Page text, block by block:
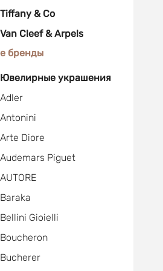
Tiffany & Co
Van Cleef & Arpels
бренды
Ювелирные украшения
Adler
Antonini
Arte Diore
Audemars Piguet
AUTORE
Baraka
Bellini Gioielli
Boucheron
Bucherer